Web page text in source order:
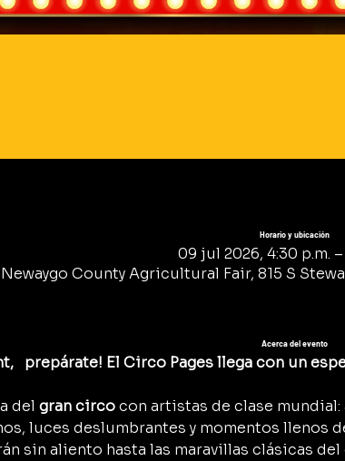
Horario y ubicación
09 jul 2026, 4:30 p.m. –
Newaygo County Agricultural Fair, 815 S
Acerca del evento
prepárate! El Circo Pages llega con un
del gran circo con artistas de clase
luces deslumbrantes y momentos llenos
sin aliento hasta las maravillas clásicas